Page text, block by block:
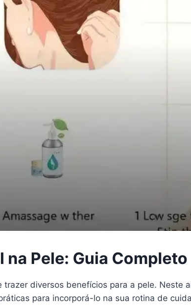
na Pele: Guia Completo
diversos benefícios para a pele. Neste
para incorporá-lo na sua rotina de